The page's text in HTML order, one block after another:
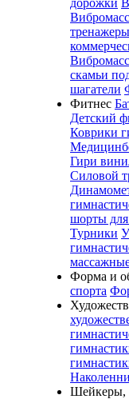
дорожки
тренажеры
скамьи
шагатели
Фитнес
Детский
Коврики
Гири
Силовой
шорты
Турники
Форма и
спорта
Шейкеры,